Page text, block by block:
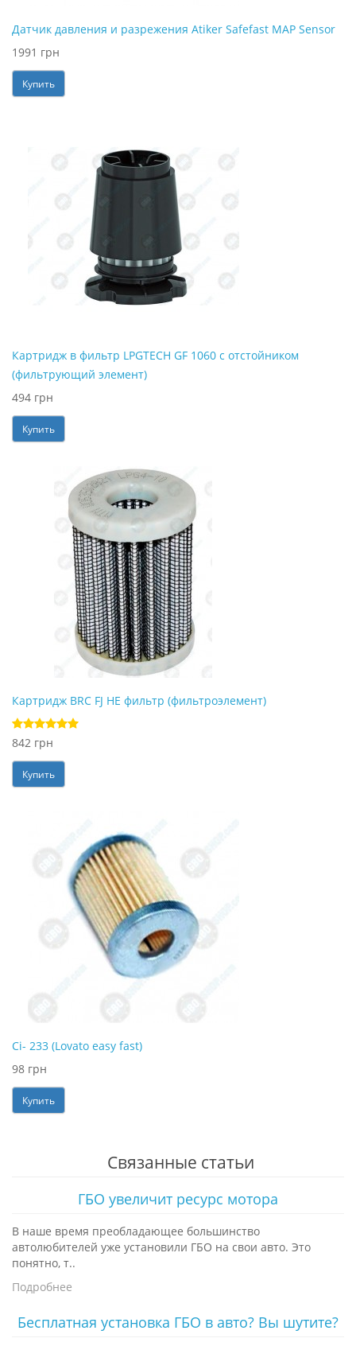
Датчик давления и разрежения Atiker Safefast MAP Sensor
1991 грн
Купить
Картридж в фильтр LPGTECH GF 1060 с отстойником
(фильтрующий элемент)
494 грн
Купить
Картридж BRC FJ HE фильтр (фильтроэлемент)
842 грн
Купить
Ci- 233 (Lovato easy fast)
98 грн
Купить
Связанные статьи
ГБО увеличит ресурс мотора
В наше время преобладающее большинство
автолюбителей уже установили ГБО на свои авто. Это
понятно, т..
Подробнее
Бесплатная установка ГБО в авто? Вы шутите?